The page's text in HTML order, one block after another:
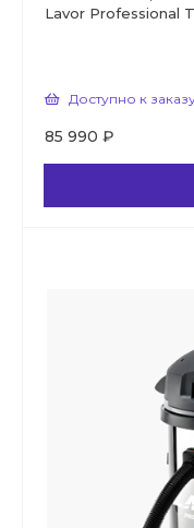
Lavor Professional
Доступно к
85 990 ₽